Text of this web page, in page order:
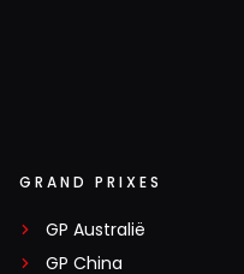
GRAND PRIXES
GP Australië
GP China